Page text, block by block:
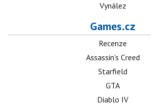
Vynález
Games.cz
Recenze
Assassin's Creed
Starfield
GTA
Diablo IV